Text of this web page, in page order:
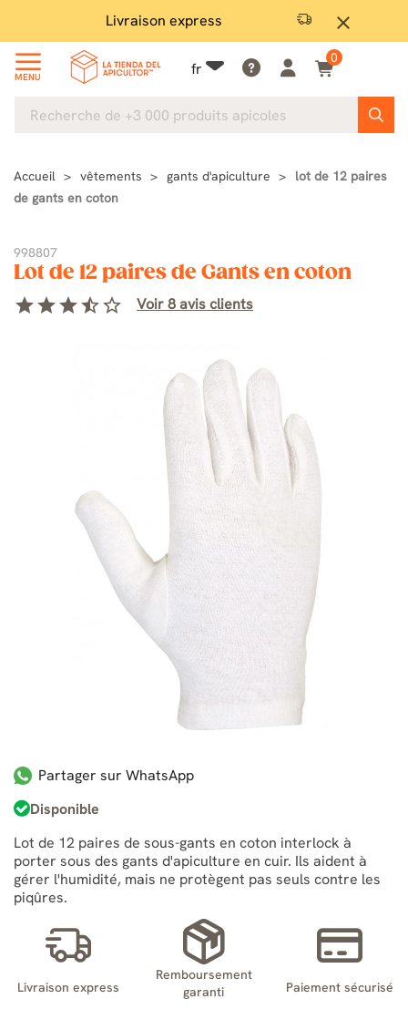
close
Livraison express
MENU fr
0
Accueil vêtements gants d'apiculture
lot de 12 paires
de gants en coton
998807
Lot de 12 paires de Gants en coton
starstarstarstar_halfstar_border Voir 8 avis clients
Partager sur WhatsApp
Disponible
Lot de 12 paires de sous-gants en coton interlock à
porter sous des gants d'apiculture en cuir. Ils aident à
gérer l'humidité, mais ne protègent pas seuls contre les
piqûres.
Livraison express
Remboursement
garanti
Paiement sécurisé